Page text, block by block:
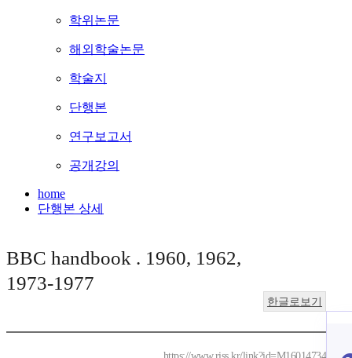
학위논문
해외학술논문
학술지
단행본
연구보고서
공개강의
home
단행본 상세
BBC handbook . 1960, 1962,
1973-1977
한글로보기